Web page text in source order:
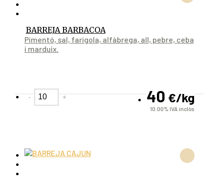
BARREJA BARBACOA
Pimentó, sal, farigola, alfàbrega, all, pebre, ceba
i marduix.
40 €/kg
10.00%IVA inclòs
- +